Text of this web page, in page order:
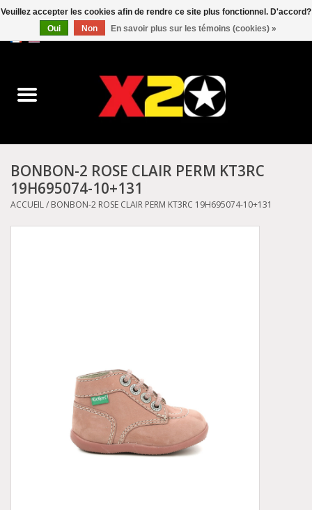
0 Articles - C$0.00
Converse
Kickers
Birkenstock
Autres marques
BONBON-2 ROSE CLAIR PERM KT3RC
19H695074-10+131
ACCUEIL/ BONBON-2 ROSE CLAIR PERM KT3RC 19H695074-10+131
Veuillez accepter les cookies afin de rendre ce site plus fonctionnel. D'accord?
Oui
Non En savoir plus sur les témoins (cookies) »